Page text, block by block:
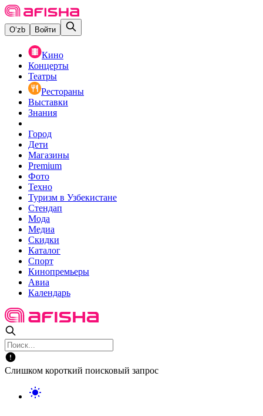
O‘zb Войти
Кино
Концерты
Театры
Рестораны
Выставки
Знания
Город
Дети
Магазины
Premium
Фото
Техно
Туризм в Узбекистане
Стендап
Мода
Медиа
Скидки
Каталог
Спорт
Кинопремьеры
Авиа
Календарь
Слишком короткий поисковый запрос